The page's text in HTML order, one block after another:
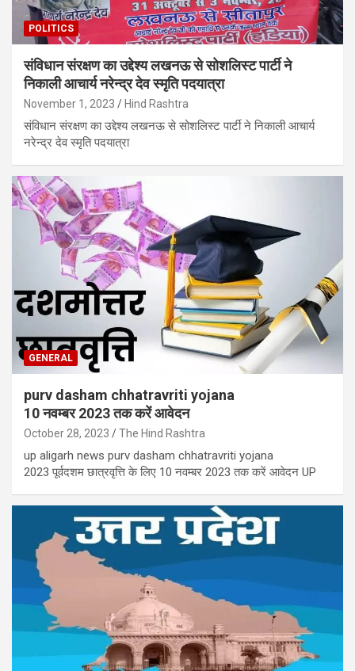
POLITICS
संविधान संरक्षण का उद्देश्य लखनऊ से सोशलिस्ट पार्टी ने
निकाली आचार्य नरेन्द्र देव स्मृति पदयात्रा
November 1, 2023 Hind Rashtra
संविधान संरक्षण का उद्देश्य लखनऊ से सोशलिस्ट पार्टी ने निकाली आचार्य
नरेन्द्र देव स्मृति पदयात्रा
GENERAL
purv dasham chhatravriti yojana
10 नवम्बर 2023 तक करें आवेदन
October 28, 2023 The Hind Rashtra
up aligarh news purv dasham chhatravriti yojana
2023 पूर्वदशम छात्रवृत्ति के लिए 10 नवम्बर 2023 तक करें आवेदन UP